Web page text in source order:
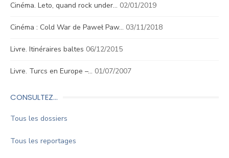
Cinéma. Leto, quand rock under… 02/01/2019
Cinéma : Cold War de Paweł Paw… 03/11/2018
Livre. Itinéraires baltes 06/12/2015
Livre. Turcs en Europe –… 01/07/2007
CONSULTEZ…
Tous les dossiers
Tous les reportages